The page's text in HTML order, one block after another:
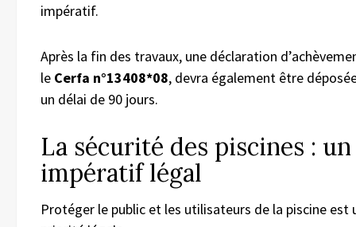
impératif.
Après la fin des travaux, une déclaration
le Cerfa n°13408*08, devra également être
un délai de 90 jours.
La sécurité des piscines : un
impératif légal
Protéger le public et les utilisateurs de la piscine est